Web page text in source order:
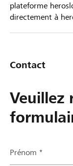
plateforme
directement à
Contact
Veuillez
Prénom *